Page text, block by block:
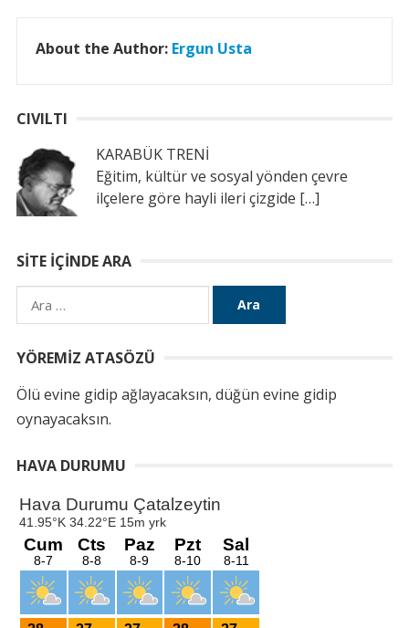
About the Author: Ergun Usta
CIVILTI
KARABÜK TRENİ
Eğitim, kültür ve sosyal yönden çevre
ilçelere göre hayli ileri çizgide […]
SITE İÇINDE ARA
Arama:
YÖREMIZ ATASÖZÜ
Ölü evine gidip ağlayacaksın, düğün evine gidip
oynayacaksın.
HAVA DURUMU